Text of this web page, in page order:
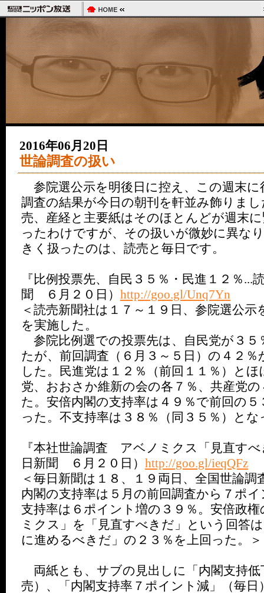
2016年06月20日
世論調査の扱い
参院選公示を明後日に控え、この週末に
調査の結果が今日の朝刊を軒並み飾りま
売、産経と主要紙はそのほとんどが週末
ったわけですが、その扱いが微妙に異な
きく扱ったのは、読売と毎日です。
『比例投票先、自民３５％・民進１２％...
聞 ６月２０日） http://goo.gl/Unq7Yn
＜読売新聞社は１７～１９日、参院選公示
を実施した。
参院比例選での投票先は、自民党が３５
たが、前回調査（６月３～５日）の４２
した。民進党は１２％（前回１１％）と
党、おおさか維新の会の各７％、共産党
た。安倍内閣の支持率は４９％で前回の
った。不支持率は３８％（同３５％）とな
『本社世論調査 アベノミクス「見直す
日新聞 ６月２０日） http://goo.gl/ieqQFz
＜毎日新聞は１８、１９両日、全国世論調
内閣の支持率は５月の前回調査から７ポ
支持率は６ポイント増の３９％。安倍政
ミクス」を「見直すべきだ」という回答
に進めるべきだ」の２３％を上回った。＞
両紙とも、サブの見出しに「内閣支持低
売）、「内閣支持率７ポイント減」（毎日